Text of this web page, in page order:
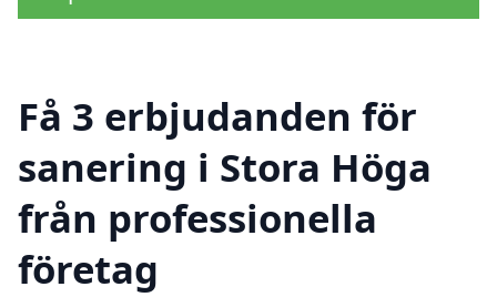
Få 3 erbjudanden för
sanering i Stora Höga
från professionella
företag